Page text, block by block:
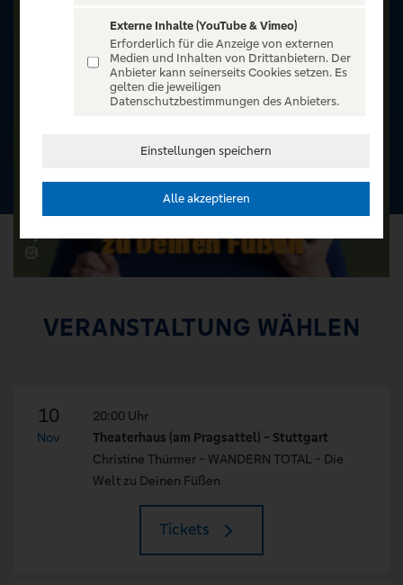
VERANSTALTUNG WÄHLEN
10
Nov
20:00 Uhr
Theaterhaus (am Pragsattel) - Stuttgart
Christine Thürmer - WANDERN TOTAL - Die
Welt zu Deinen Füßen
Tickets
Externe Inhalte (YouTube & Vimeo)
Erforderlich für die Anzeige von externen
Medien und Inhalten von Drittanbietern. Der
Anbieter kann seinerseits Cookies setzen. Es
gelten die jeweiligen
Datenschutzbestimmungen des Anbieters.
Einstellungen speichern
Alle akzeptieren